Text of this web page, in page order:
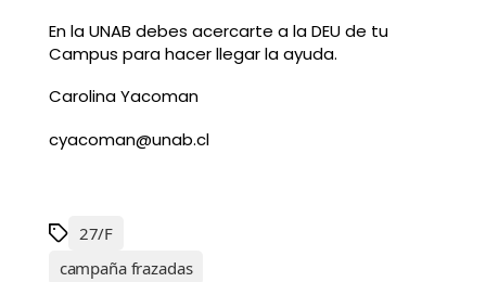
En la UNAB debes acercarte a la DEU de tu
Campus para hacer llegar la ayuda.
Carolina Yacoman
cyacoman@unab.cl
27/F
campaña frazadas